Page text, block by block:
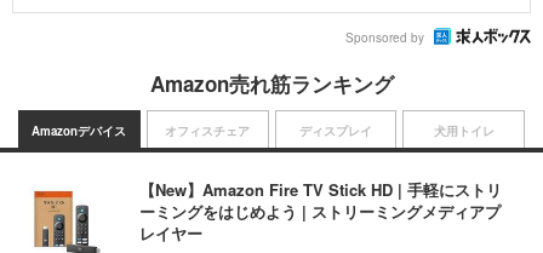
Sponsored by
Amazon売れ筋ランキング
Amazonデバイス
【New】Amazon Fire TV Stick HD | 手軽にストリ
ーミングをはじめよう | ストリーミングメディアプ
レイヤー
オフィスチェア ディスプレイ 犬用トイレ